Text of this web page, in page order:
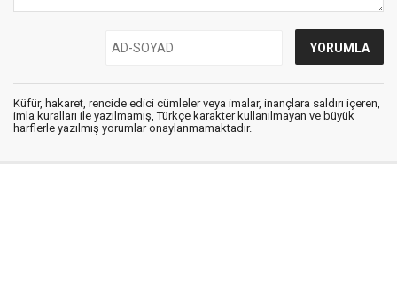
Küfür, hakaret, rencide edici cümleler veya imalar, inançlara saldırı içeren,
imla kuralları ile yazılmamış, Türkçe karakter kullanılmayan ve büyük
harflerle yazılmış yorumlar onaylanmamaktadır.